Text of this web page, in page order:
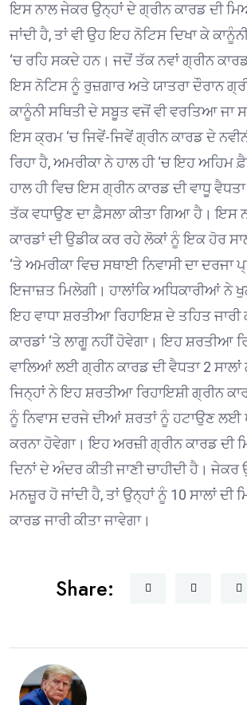
ਇਸ ਨਾਲ ਜੇਕਰ ਉਨ੍ਹਾਂ ਦੇ ਗ੍ਰੀਨ ਕਾਰਡ ਦੀ
ਜਾਂਦੀ ਹੈ, ਤਾਂ ਵੀ ਉਹ ਇਹ ਨੋਟਿਸ ਦਿਖਾ ਕੇ
‘ਚ ਰਹਿ ਸਕਦੇ ਹਨ। ਜਦੋਂ ਤੱਕ ਨਵਾਂ ਗ੍ਰੀਨ ਕਾਰਡ
ਇਸ ਨੋਟਿਸ ਨੂੰ ਰੁਜ਼ਗਾਰ ਅਤੇ ਯਾਤਰਾ ਦੌਰਾਨ
ਕਾਨੂੰਨੀ ਸਥਿਤੀ ਦੇ ਸਬੂਤ ਵਜੋਂ ਵੀ ਵਰਤਿਆ ਜਾ
ਇਸ ਕ੍ਰਮ ‘ਚ ਜਿਵੇਂ-ਜਿਵੇਂ ਗ੍ਰੀਨ ਕਾਰਡ ਦੇ
ਰਿਹਾ ਹੈ, ਅਮਰੀਕਾ ਨੇ ਹਾਲ ਹੀ ‘ਚ ਇਹ ਅਹਿਮ
ਹਾਲ ਹੀ ਵਿਚ ਇਸ ਗ੍ਰੀਨ ਕਾਰਡ ਦੀ ਵਾਧੂ
ਤੱਕ ਵਧਾਉਣ ਦਾ ਫ਼ੈਸਲਾ ਕੀਤਾ ਗਿਆ ਹੈ। ਇਸ
ਕਾਰਡਾਂ ਦੀ ਉਡੀਕ ਕਰ ਰਹੇ ਲੋਕਾਂ ਨੂੰ ਇਕ ਹੋਰ
‘ਤੇ ਅਮਰੀਕਾ ਵਿਚ ਸਥਾਈ ਨਿਵਾਸੀ ਦਾ ਦਰਜਾ
ਇਜਾਜ਼ਤ ਮਿਲੇਗੀ। ਹਾਲਾਂਕਿ ਅਧਿਕਾਰੀਆਂ ਨੇ
ਇਹ ਵਾਧਾ ਸ਼ਰਤੀਆ ਰਿਹਾਇਸ਼ ਦੇ ਤਹਿਤ ਜਾਰੀ
ਕਾਰਡਾਂ ‘ਤੇ ਲਾਗੂ ਨਹੀਂ ਹੋਵੇਗਾ। ਇਹ ਸ਼ਰਤੀਆ
ਵਾਲਿਆਂ ਲਈ ਗ੍ਰੀਨ ਕਾਰਡ ਦੀ ਵੈਧਤਾ 2
ਜਿਨ੍ਹਾਂ ਨੇ ਇਹ ਸ਼ਰਤੀਆ ਰਿਹਾਇਸ਼ੀ ਗ੍ਰੀਨ
ਨੂੰ ਨਿਵਾਸ ਦਰਜੇ ਦੀਆਂ ਸ਼ਰਤਾਂ ਨੂੰ ਹਟਾਉਣ ਲਈ
ਕਰਨਾ ਹੋਵੇਗਾ। ਇਹ ਅਰਜ਼ੀ ਗ੍ਰੀਨ ਕਾਰਡ ਦੀ
ਦਿਨਾਂ ਦੇ ਅੰਦਰ ਕੀਤੀ ਜਾਣੀ ਚਾਹੀਦੀ ਹੈ। ਜੇਕਰ
ਮਨਜ਼ੂਰ ਹੋ ਜਾਂਦੀ ਹੈ, ਤਾਂ ਉਨ੍ਹਾਂ ਨੂੰ 10 ਸਾਲਾਂ
ਕਾਰਡ ਜਾਰੀ ਕੀਤਾ ਜਾਵੇਗਾ।
Share: